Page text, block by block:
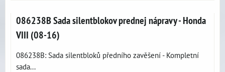
086238B Sada silentblokov prednej nápravy - Honda
VIII (08-16)
086238B: Sada silentbloků předního zavěšení - Kompletní
sada...